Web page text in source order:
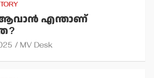
ആവാന്‍ എന്താണ്
MV Desk